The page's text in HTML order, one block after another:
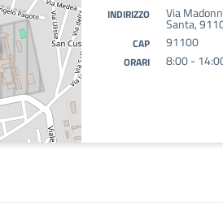
INDIRIZZO Via
Santa,
CAP 91100
ORARI 8:00 -